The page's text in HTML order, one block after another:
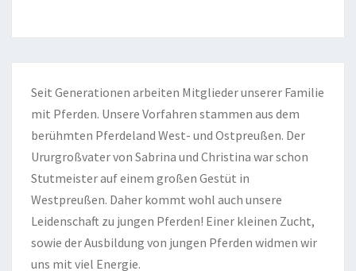
Seit Generationen arbeiten Mitglieder unserer Familie
mit Pferden. Unsere Vorfahren stammen aus dem
berühmten Pferdeland West- und Ostpreußen. Der
Ururgroßvater von Sabrina und Christina war schon
Stutmeister auf einem großen Gestüt in
Westpreußen. Daher kommt wohl auch unsere
Leidenschaft zu jungen Pferden! Einer kleinen Zucht,
sowie der Ausbildung von jungen Pferden widmen wir
uns mit viel Energie.